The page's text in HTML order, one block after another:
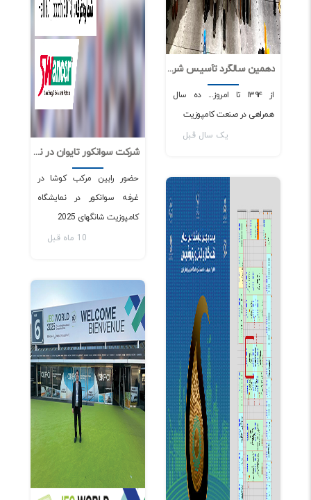
518
شرکت سوانکور تایوان در نمایشگاه کامپوزیت چین 2025
حضور رابین مرکب کوشا در
غرفه سوانکور در نمایشگاه
کامپوزیت شانگهای 2025
10 ماه قبل
1454
دهمین سالگرد تأسیس شرکت رابین مرکب کوشا
از ۱۳۹۴ تا امروز... ده سال
همراهی در صنعت کامپوزیت
یک سال قبل